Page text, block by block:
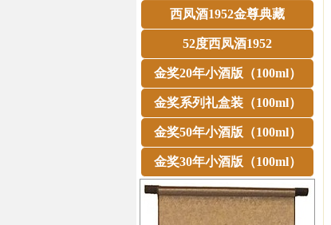
西凤酒1952金尊典藏
52度西凤酒1952
金奖20年小酒版（100ml）
金奖系列礼盒装（100ml）
金奖50年小酒版（100ml）
金奖30年小酒版（100ml）